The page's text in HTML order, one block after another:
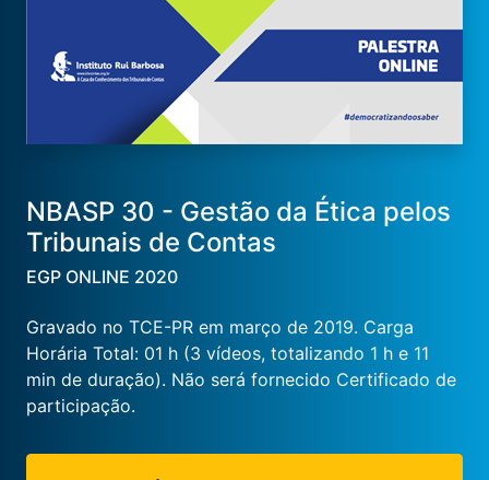
NBASP 30 - Gestão da Ética pelos
Tribunais de Contas
EGP ONLINE 2020
Gravado no TCE-PR em março de 2019. Carga
Horária Total: 01 h (3 vídeos, totalizando 1 h e 11
min de duração). Não será fornecido Certificado de
participação.